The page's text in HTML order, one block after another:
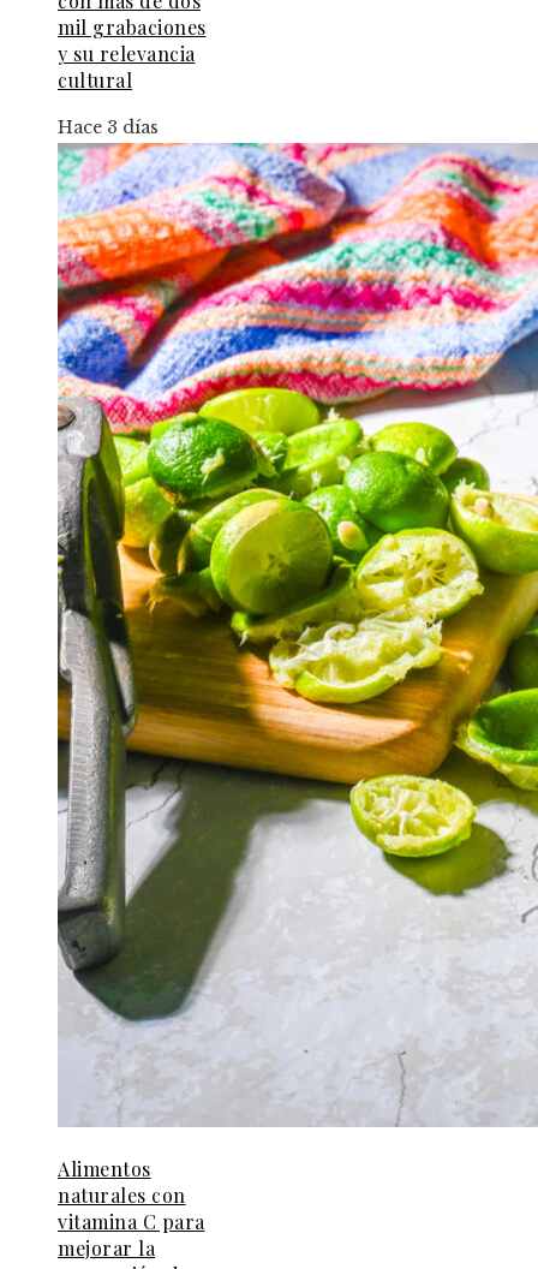
mil grabaciones
y su relevancia
cultural
Hace 3 días
Alimentos
naturales con
vitamina C para
mejorar la